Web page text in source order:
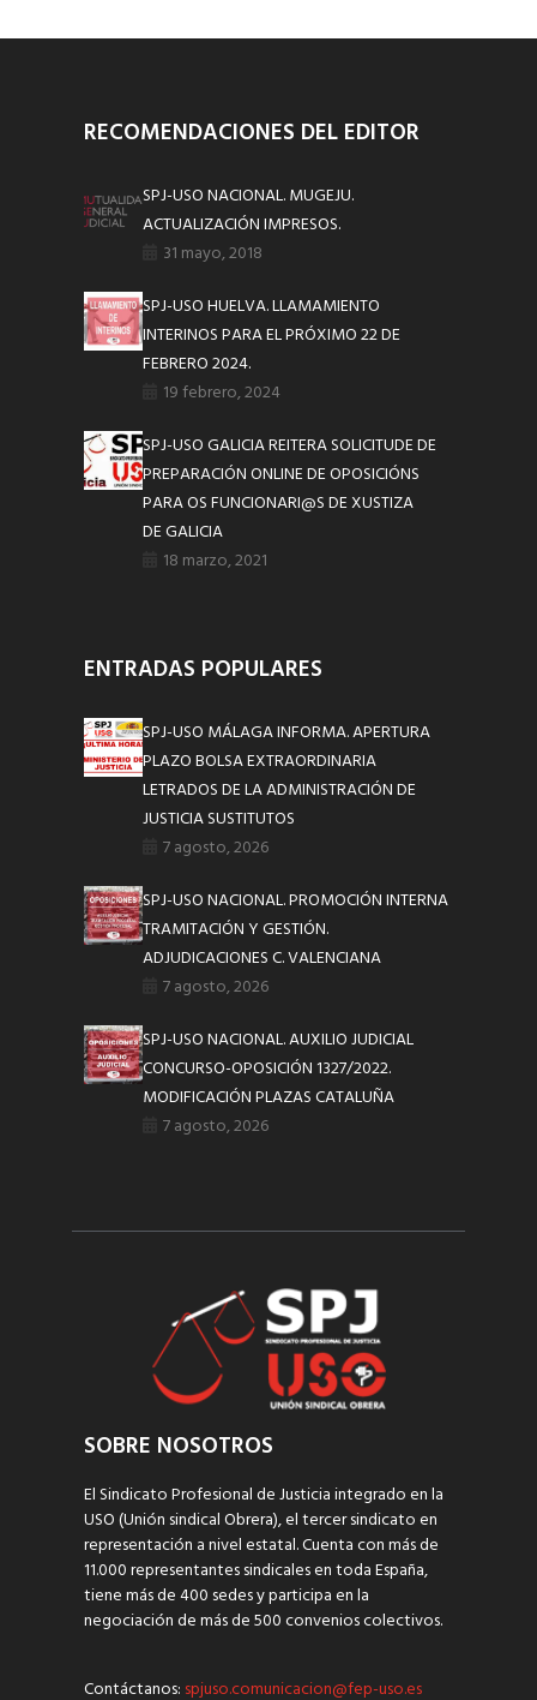
RECOMENDACIONES DEL EDITOR
SPJ-USO NACIONAL. MUGEJU.
ACTUALIZACIÓN IMPRESOS.
31 mayo, 2018
SPJ-USO HUELVA. LLAMAMIENTO
INTERINOS PARA EL PRÓXIMO 22 DE
FEBRERO 2024.
19 febrero, 2024
SPJ-USO GALICIA REITERA SOLICITUDE DE
PREPARACIÓN ONLINE DE OPOSICIÓNS
PARA OS FUNCIONARI@S DE XUSTIZA
DE GALICIA
18 marzo, 2021
ENTRADAS POPULARES
SPJ-USO MÁLAGA INFORMA. APERTURA
PLAZO BOLSA EXTRAORDINARIA
LETRADOS DE LA ADMINISTRACIÓN DE
JUSTICIA SUSTITUTOS
7 agosto, 2026
SPJ-USO NACIONAL. PROMOCIÓN INTERNA
TRAMITACIÓN Y GESTIÓN.
ADJUDICACIONES C. VALENCIANA
7 agosto, 2026
SPJ-USO NACIONAL. AUXILIO JUDICIAL
CONCURSO-OPOSICIÓN 1327/2022.
MODIFICACIÓN PLAZAS CATALUÑA
7 agosto, 2026
SOBRE NOSOTROS
El Sindicato Profesional de Justicia integrado en la
USO (Unión sindical Obrera), el tercer sindicato en
representación a nivel estatal. Cuenta con más de
11.000 representantes sindicales en toda España,
tiene más de 400 sedes y participa en la
negociación de más de 500 convenios colectivos.
Contáctanos: spjuso.comunicacion@fep-uso.es